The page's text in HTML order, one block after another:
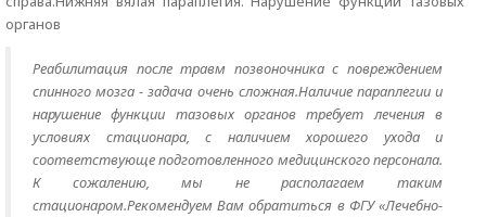
органов
Реабилитация после травм позвоночника с повреждением
спинного мозга - задача очень сложная.Наличие параплегии и
нарушение функции тазовых органов требует лечения в
условиях стационара, с наличием хорошего ухода и
соответствующе подготовленного медицинского персонала.
К сожалению, мы не располагаем таким
стационаром.Рекомендуем Вам обратиться в ФГУ «Лечебно-